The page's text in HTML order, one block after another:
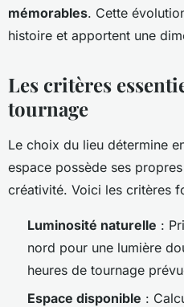
mémorables. Cette
histoire et apportent une
Les critères
tournage
Le choix du lieu détermine
espace possède ses
créativité. Voici les critères
Luminosité naturelle :
nord pour une lumière
heures de tournage
Espace disponible :